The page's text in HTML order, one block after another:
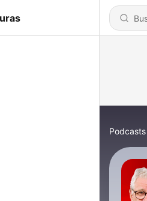
Podcasts